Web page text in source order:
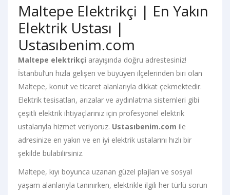
Maltepe Elektrikçi | En Yakın
Elektrik Ustası |
Ustasıbenim.com
Maltepe elektrikçi arayışında doğru adrestesiniz!
İstanbul’un hızla gelişen ve büyüyen ilçelerinden biri olan
Maltepe, konut ve ticaret alanlarıyla dikkat çekmektedir.
Elektrik tesisatları, arızalar ve aydınlatma sistemleri gibi
çeşitli elektrik ihtiyaçlarınız için profesyonel elektrik
ustalarıyla hizmet veriyoruz. Ustasıbenim.com ile
adresinize en yakın ve en iyi elektrik ustalarını hızlı bir
şekilde bulabilirsiniz.
Maltepe, kıyı boyunca uzanan güzel plajları ve sosyal
yaşam alanlarıyla tanınırken, elektrikle ilgili her türlü sorun